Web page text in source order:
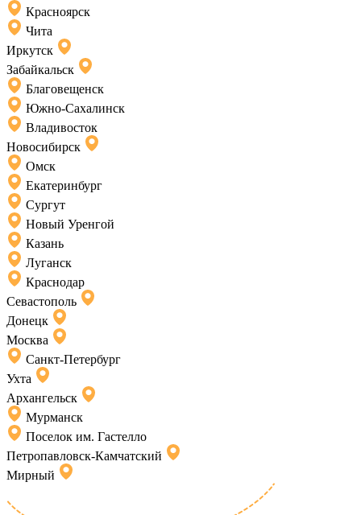
Красноярск
Чита
Иркутск
Забайкальск
Благовещенск
Южно-Сахалинск
Владивосток
Новосибирск
Омск
Екатеринбург
Сургут
Новый Уренгой
Казань
Луганск
Краснодар
Севастополь
Донецк
Москва
Санкт-Петербург
Ухта
Архангельск
Мурманск
Поселок им. Гастелло
Петропавловск-Камчатский
Мирный